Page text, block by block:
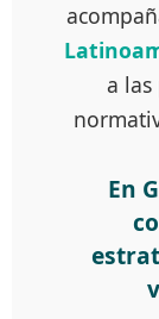
a
En